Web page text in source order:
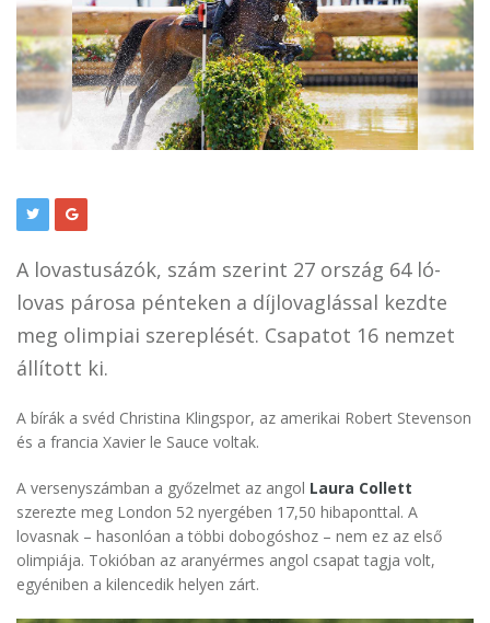
A lovastusázók, szám szerint 27 ország 64 ló-
lovas párosa pénteken a díjlovaglással kezdte
meg olimpiai szereplését. Csapatot 16 nemzet
állított ki.
A bírák a svéd Christina Klingspor, az amerikai Robert Stevenson
és a francia Xavier le Sauce voltak.
A versenyszámban a győzelmet az angol Laura Collett
szerezte meg London 52 nyergében 17,50 hibaponttal. A
lovasnak – hasonlóan a többi dobogóshoz – nem ez az első
olimpiája. Tokióban az aranyérmes angol csapat tagja volt,
egyéniben a kilencedik helyen zárt.